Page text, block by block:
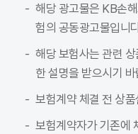
해당 광고물은 KB손
험의 공동광고물입니
해당 보험사는 관련
한 설명을 받으시기
보험계약 체결 전 상
보험계약자가 기존에